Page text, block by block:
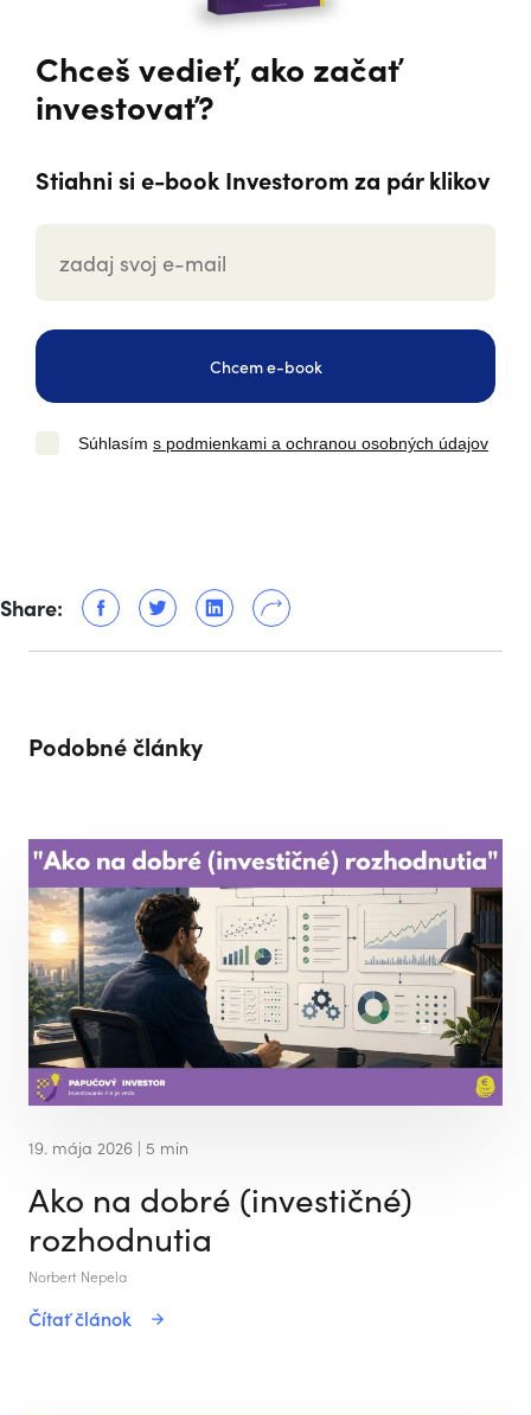
Chceš vedieť, ako začať
investovať?
Stiahni si e-book Investorom za pár klikov
Chcem e-book
Súhlasím s podmienkami a ochranou osobných údajov
Share:
Podobné články
19. mája 2026 | 5 min
Ako na dobré (investičné)
rozhodnutia
Norbert Nepela
Čítať článok